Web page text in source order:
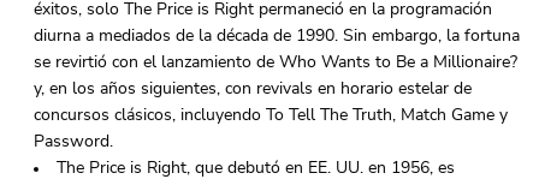
éxitos, solo The Price is Right permaneció en la programación
diurna a mediados de la década de 1990. Sin embargo, la fortuna
se revirtió con el lanzamiento de Who Wants to Be a Millionaire?
y, en los años siguientes, con revivals en horario estelar de
concursos clásicos, incluyendo To Tell The Truth, Match Game y
Password.
The Price is Right, que debutó en EE. UU. en 1956, es